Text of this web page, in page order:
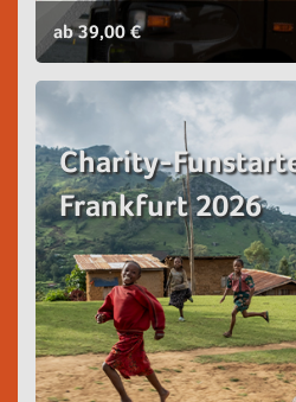
ab 39,00 €
Charity-
Frankfurt 2026